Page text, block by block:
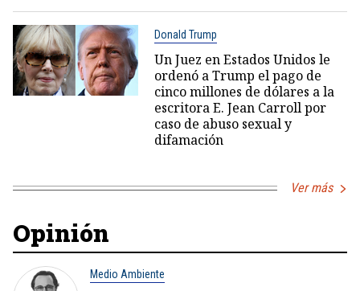
Donald Trump
Un Juez en Estados Unidos le
ordenó a Trump el pago de
cinco millones de dólares a la
escritora E. Jean Carroll por
caso de abuso sexual y
difamación
Ver más
Opinión
Medio Ambiente